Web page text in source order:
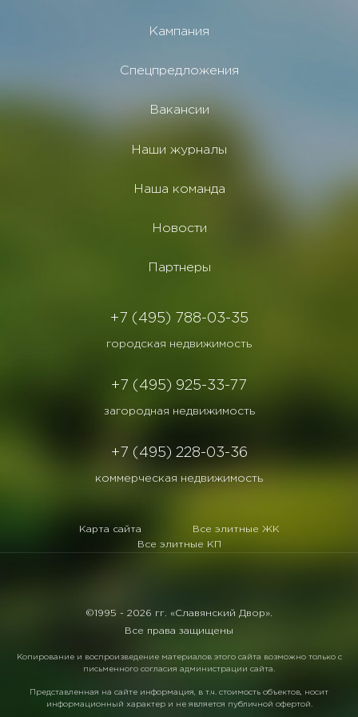
Кампания
Спецпредложения
Вакансии
Наши журналы
Наша команда
Новости
Партнеры
+7 (495) 788-03-35
городская недвижимость
+7 (495) 925-33-77
загородная недвижимость
+7 (495) 228-03-36
коммерческая недвижимость
Карта сайта
Все элитные ЖК
Все элитные КП
©1995 - 2026 гг. «Славянский Двор».
Все права защищены
Копирование и воспроизведение материалов этого сайта возможно только с
письменного согласия администрации сайта.
Представленная на сайте информация, в т.ч. стоимость объектов, носит
информационный характер и не является публичной офертой.